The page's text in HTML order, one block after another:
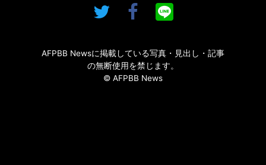
AFPBB Newsに掲載している写真・見出し・記事
の無断使用を禁じます。
© AFPBB News